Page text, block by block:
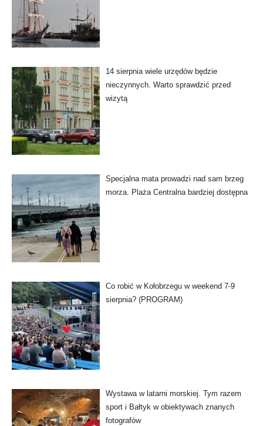
14 sierpnia wiele urzędów będzie
nieczynnych. Warto sprawdzić przed
wizytą
Specjalna mata prowadzi nad sam brzeg
morza. Plaża Centralna bardziej dostępna
Co robić w Kołobrzegu w weekend 7-9
sierpnia? (PROGRAM)
Wystawa w latarni morskiej. Tym razem
sport i Bałtyk w obiektywach znanych
fotografów